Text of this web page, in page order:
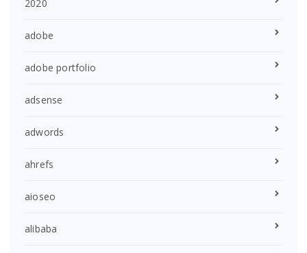
2020
adobe
adobe portfolio
adsense
adwords
ahrefs
aioseo
alibaba